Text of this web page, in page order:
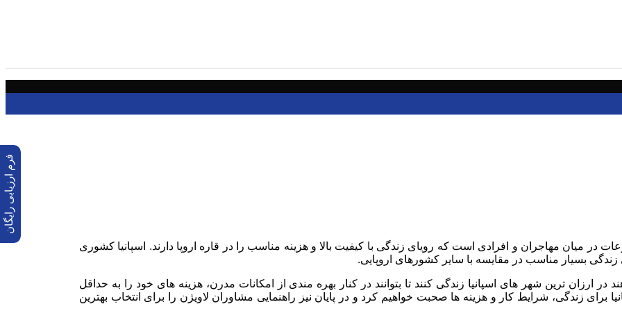
در میان مهاجران و افرادی است که رویای زندگی با کیفیت بالا و هزینه مناسب را در قاره اروپا دارند. اسپانیا کشوری
بسیار مناسب در مقایسه با سایر کشورهای اروپایی.
ارزان ترین شهر های اسپانیا زندگی کنند تا بتوانند در کنار بهره مندی از امکانات مدرن، هزینه های خود را به حداقل
برای زندگی، شرایط کار و هزینه ها صحبت خواهیم کرد و در پایان نیز راهنمایی مشاوران لاویژن را برای انتخاب بهترین
فرم ارزیابی رایگان